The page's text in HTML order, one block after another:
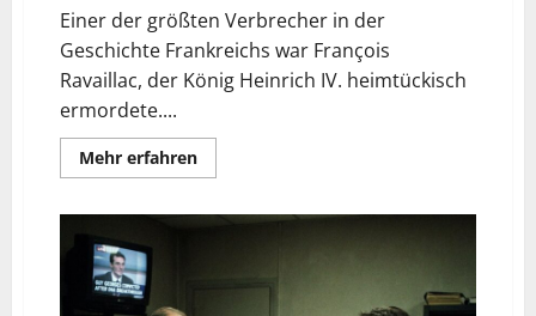
Einer der größten Verbrecher in der
Geschichte Frankreichs war François
Ravaillac, der König Heinrich IV. heimtückisch
ermordete....
Mehr erfahren